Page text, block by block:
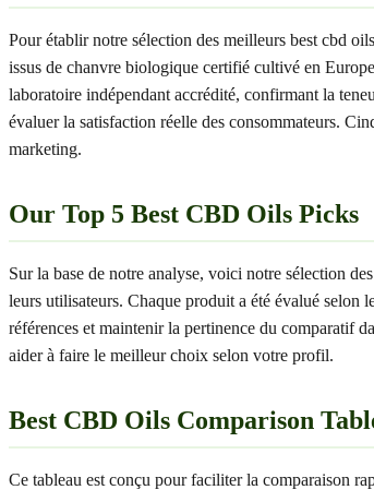
Pour établir notre sélection des meilleurs best cbd
issus de chanvre biologique certifié cultivé en
laboratoire indépendant accrédité, confirmant la
évaluer la satisfaction réelle des consommateurs.
marketing.
Our Top 5 Best CBD Oils Picks
Sur la base de notre analyse, voici notre sélection
leurs utilisateurs. Chaque produit a été évalué selon
références et maintenir la pertinence du comparatif
aider à faire le meilleur choix selon votre profil.
Best CBD Oils Comparison
Ce tableau est conçu pour faciliter la comparaison